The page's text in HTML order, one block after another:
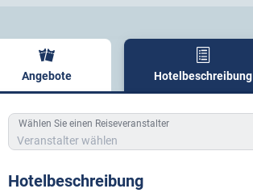
Angebote Hotelbeschreibung
Hotelbeschreibung
Wählen Sie einen Reiseveranstalter
Veranstalter wählen
Hotelbeschreibung